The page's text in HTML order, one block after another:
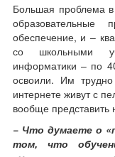
Большая проблема
образовательные
обеспечение, и –
со школьными
информатики – по
освоили. Им
интернете живут с
вообще представить
− Что думаете о
том, что